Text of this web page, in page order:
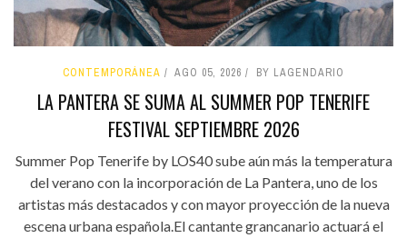
CONTEMPORÁNEA AGO 05, 2026 BY LAGENDARIO
LA PANTERA SE SUMA AL SUMMER POP TENERIFE
FESTIVAL SEPTIEMBRE 2026
Summer Pop Tenerife by LOS40 sube aún más la temperatura
del verano con la incorporación de La Pantera, uno de los
artistas más destacados y con mayor proyección de la nueva
escena urbana española.El cantante grancanario actuará el